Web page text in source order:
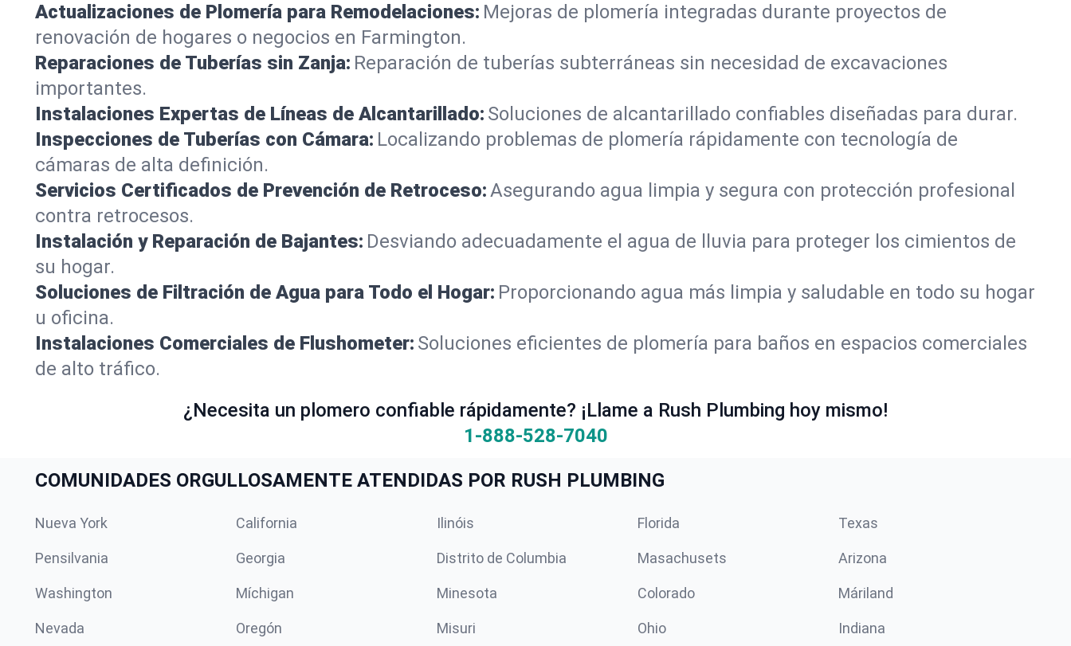
Actualizaciones de Plomería para Remodelaciones: Mejoras de plomería integradas durante proyectos de
renovación de hogares o negocios en Farmington.
Reparaciones de Tuberías sin Zanja: Reparación de tuberías subterráneas sin necesidad de excavaciones
importantes.
Instalaciones Expertas de Líneas de Alcantarillado: Soluciones de alcantarillado confiables diseñadas para durar.
Inspecciones de Tuberías con Cámara: Localizando problemas de plomería rápidamente con tecnología de
cámaras de alta definición.
Servicios Certificados de Prevención de Retroceso:Asegurando agua limpia y segura con protección profesional
contra retrocesos.
Instalación y Reparación de Bajantes: Desviando adecuadamente el agua de lluvia para proteger los cimientos de
su hogar.
Soluciones de Filtración de Agua para Todo el Hogar: Proporcionando agua más limpia y saludable en todo su hogar
u oficina.
Instalaciones Comerciales de Flushometer: Soluciones eficientes de plomería para baños en espacios comerciales
de alto tráfico.
¿Necesita un plomero confiable rápidamente? ¡Llame a Rush Plumbing hoy mismo!
1-888-528-7040
COMUNIDADES ORGULLOSAMENTE ATENDIDAS POR RUSH PLUMBING
Nueva York California Ilinóis Florida Texas
Pensilvania Georgia Distrito de Columbia Masachusets Arizona
Washington Míchigan Minesota Colorado Máriland
Nevada Oregón Misuri Ohio Indiana